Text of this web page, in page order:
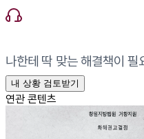
나한테 딱 맞는 해결책이 필
내 상황 검토받기
연관 콘텐츠